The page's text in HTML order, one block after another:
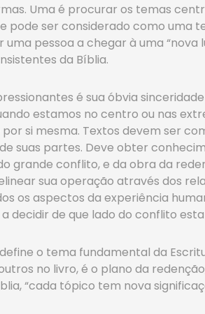
Uma é procurar os temas
pode ser considerado como uma
pessoa a chegar à uma “nova
da Bíblia.
é sua óbvia
estamos no centro ou nas
por si mesma. Textos devem ser
suas partes. Deve obter
grande conflito, e da obra da
sua operação através dos
os aspectos da experiência
de que lado do conflito
o tema fundamental da
no livro, é o plano da
“cada tópico tem nova